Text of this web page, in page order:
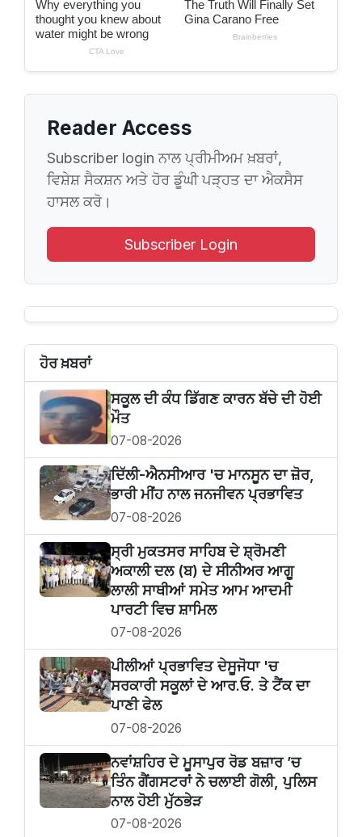
Reader Access
Subscriber login ਨਾਲ ਪ੍ਰੀਮੀਅਮ ਖ਼ਬਰਾਂ,
ਵਿਸ਼ੇਸ਼ ਸੈਕਸ਼ਨ ਅਤੇ ਹੋਰ ਡੂੰਘੀ ਪੜ੍ਹਤ ਦਾ ਐਕਸੈਸ
ਹਾਸਲ ਕਰੋ।
Subscriber Login
ਹੋਰ ਖ਼ਬਰਾਂ
ਸਕੂਲ ਦੀ ਕੰਧ ਡਿੱਗਣ ਕਾਰਨ ਬੱਚੇ ਦੀ ਹੋਈ
ਮੌਤ
07-08-2026
ਦਿੱਲੀ-ਐਨਸੀਆਰ 'ਚ ਮਾਨਸੂਨ ਦਾ ਜ਼ੋਰ,
ਭਾਰੀ ਮੀਂਹ ਨਾਲ ਜਨਜੀਵਨ ਪ੍ਰਭਾਵਿਤ
07-08-2026
ਸ੍ਰੀ ਮੁਕਤਸਰ ਸਾਹਿਬ ਦੇ ਸ਼੍ਰੋਮਣੀ
ਅਕਾਲੀ ਦਲ (ਬ) ਦੇ ਸੀਨੀਅਰ ਆਗੂ
ਲਾਲੀ ਸਾਥੀਆਂ ਸਮੇਤ ਆਮ ਆਦਮੀ
ਪਾਰਟੀ ਵਿਚ ਸ਼ਾਮਿਲ
07-08-2026
ਪੀਲੀਆਂ ਪ੍ਰਭਾਵਿਤ ਦੇਸੂਜੋਧਾ 'ਚ
ਸਰਕਾਰੀ ਸਕੂਲਾਂ ਦੇ ਆਰ.ਓ. ਤੇ ਟੈਂਕ ਦਾ
ਪਾਣੀ ਫੇਲ
07-08-2026
ਨਵਾਂਸ਼ਹਿਰ ਦੇ ਮੂਸਾਪੁਰ ਰੋਡ ਬਜ਼ਾਰ ’ਚ
ਤਿੰਨ ਗੈਂਗਸਟਰਾਂ ਨੇ ਚਲਾਈ ਗੋਲੀ, ਪੁਲਿਸ
ਨਾਲ ਹੋਈ ਮੁੱਠਭੇੜ
07-08-2026